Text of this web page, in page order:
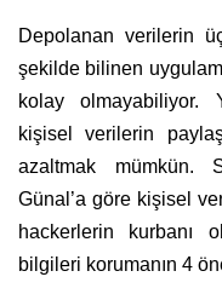
Depolanan verilerin
şekilde bilinen
kolay olmayabiliyor.
kişisel verilerin
azaltmak mümkün.
Günal’a göre kişisel
hackerlerin kurbanı
bilgileri korumanın 4